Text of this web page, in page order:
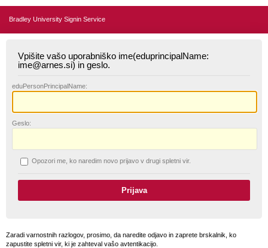
Bradley University Signin Service
Vpišite vašo uporabniško ime(eduprincipalName:
ime@arnes.si) in geslo.
eduPersonPrincipalName:
Geslo:
Opozori me, ko naredim novo prijavo v drugi spletni vir.
Zaradi varnostnih razlogov, prosimo, da naredite odjavo in zaprete brskalnik, ko
zapustite spletni vir, ki je zahteval vašo avtentikacijo.